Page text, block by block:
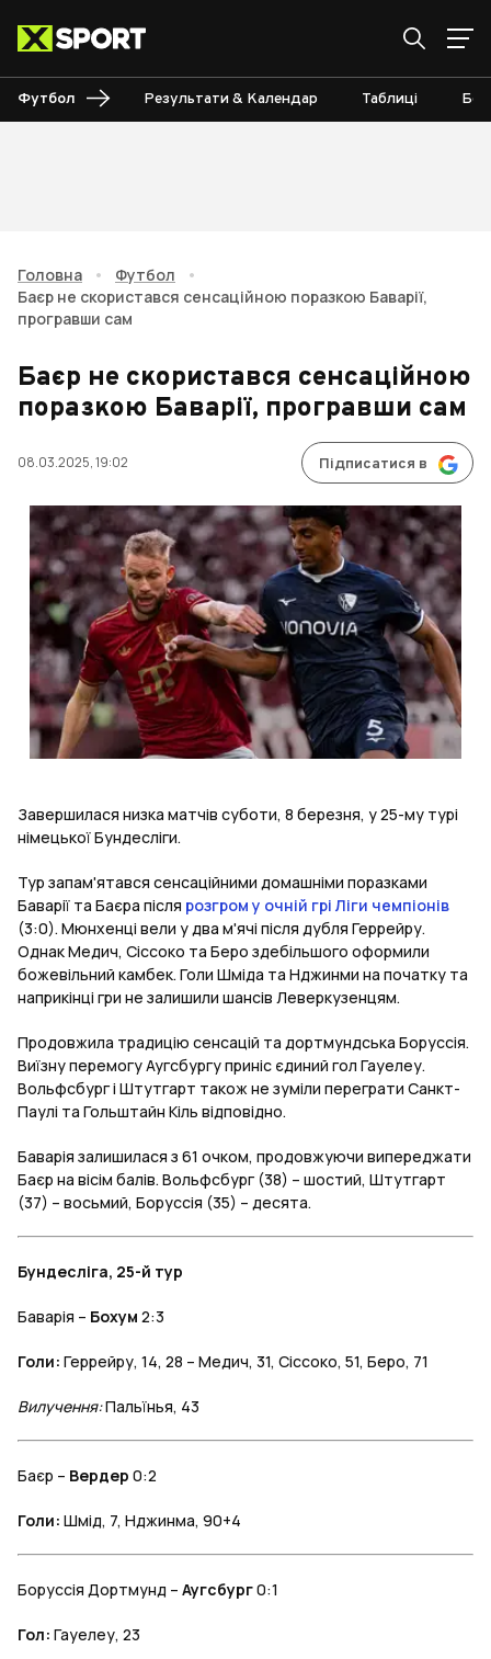
Футбол Результати & Календар Таблиці
Головна • Футбол
•
Баєр не скористався сенсаційною поразкою Баварії,
програвши сам
Баєр не скористався сенсаційною
поразкою Баварії, програвши сам
08.03.2025, 19:02 Підписатися в
Завершилася низка матчів суботи, 8 березня, у 25-му турі
німецької Бундесліги.
Тур запам'ятався сенсаційними домашніми поразками
Баварії та Баєра після розгром у очній грі Ліги чемпіонів
(3:0). Мюнхенці вели у два м'ячі після дубля Геррейру.
Однак Медич, Сіссоко та Беро здебільшого оформили
божевільний камбек. Голи Шміда та Нджинми на початку та
наприкінці гри не залишили шансів Леверкузенцям.
Продовжила традицію сенсацій та дортмундська Боруссія.
Виїзну перемогу Аугсбургу приніс єдиний гол Гауелеу.
Вольфсбург і Штутгарт також не зуміли переграти Санкт-
Паулі та Гольштайн Кіль відповідно.
Баварія залишилася з 61 очком, продовжуючи випереджати
Баєр на вісім балів. Вольфсбург (38) – шостий, Штутгарт
(37) – восьмий, Боруссія (35) – десята.
Бундесліга, 25-й тур
Баварія – Бохум 2:3
Голи: Геррейру, 14, 28 – Медич, 31, Сіссоко, 51, Беро, 71
Вилучення:Пальїнья, 43
Баєр – Вердер 0:2
Голи: Шмід, 7, Нджинма, 90+4
Боруссія Дортмунд – Аугсбург0:1
Гол: Гауелеу, 23